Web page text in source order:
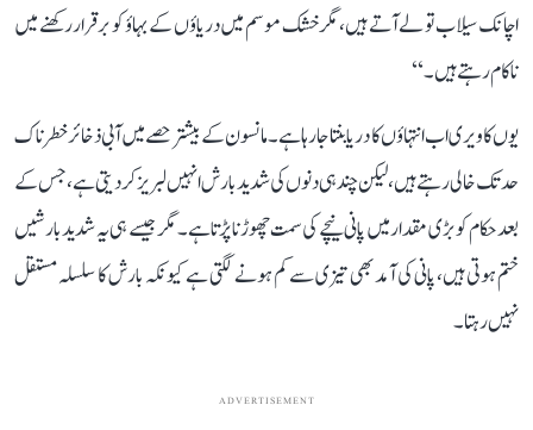
اچانک سیلاب تو لے آتے ہیں، مگر خشک موسم میں دریاؤں کے بہاؤ کو برقرار رکھنے میں
ناکام رہتے ہیں۔‘‘
یوں کاویری اب انتہاؤں کا دریا بنتا جا رہا ہے۔ مانسون کے بیشتر حصے میں آبی ذخائر خطرناک
حد تک خالی رہتے ہیں، لیکن چند ہی دنوں کی شدید بارش انہیں لبریز کر دیتی ہے، جس کے
بعد حکام کو بڑی مقدار میں پانی نیچے کی سمت چھوڑنا پڑتا ہے۔ مگر جیسے ہی یہ شدید بارشیں
ختم ہوتی ہیں، پانی کی آمد بھی تیزی سے کم ہونے لگتی ہے کیونکہ بارش کا سلسلہ مستقل
نہیں رہتا۔
ADVERTISEMENT